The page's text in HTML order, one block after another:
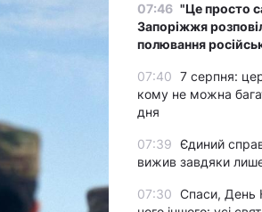
07:46 "Це просто
Запоріжжя
полювання
07:40 7 серпня:
кому не можна
дня
07:39 Єдиний
вижив завдяки
07:30 Спаси, День